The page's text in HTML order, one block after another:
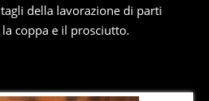
della lavorazione di parti
coppa e il prosciutto.